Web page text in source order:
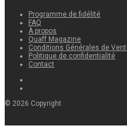
Programme de fidélité
FAQ
À propos
Quaff Magazine
Conditions Générales de
Politique de confidentialité
Contact
© 2026 Copyright